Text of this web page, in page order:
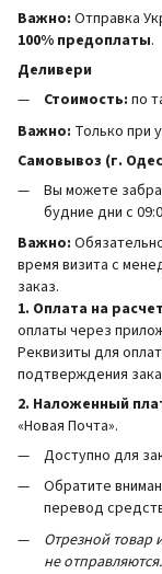
Важно: Отправка
100% предоплаты.
Деливери
Стоимость: по
Важно: Только при
Самовывоз (г.
Вы можете
будние дни с
Важно:
время визита с
заказ.
1. Оплата на
оплаты через
Реквизиты для
подтверждения
2. Наложенный
«Новая Почта».
Доступно для
Обратите
перевод
Отрезной товар
не отправляются.